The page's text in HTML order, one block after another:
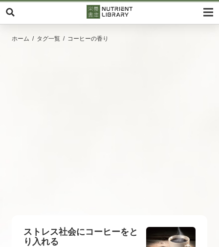
ホーム タグ一覧 コーヒーの香り
ストレス社会にコーヒーをと
り入れる